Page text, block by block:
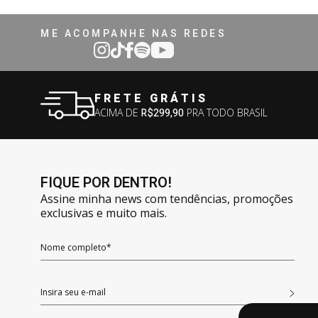
ME ACOMPANHE NAS REDES
FRETE GRÁTIS
ACIMA DE R$299,90 PRA TODO BRASIL
FIQUE POR DENTRO!
Assine minha news com tendências, promoções
exclusivas e muito mais.